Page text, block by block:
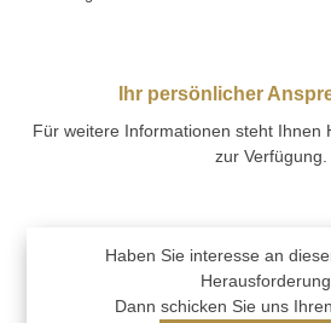
Ihr persönlicher
Für weitere Informationen steht Ihnen
zur Verfügung.
Haben Sie interesse an
Dann schicken Sie uns